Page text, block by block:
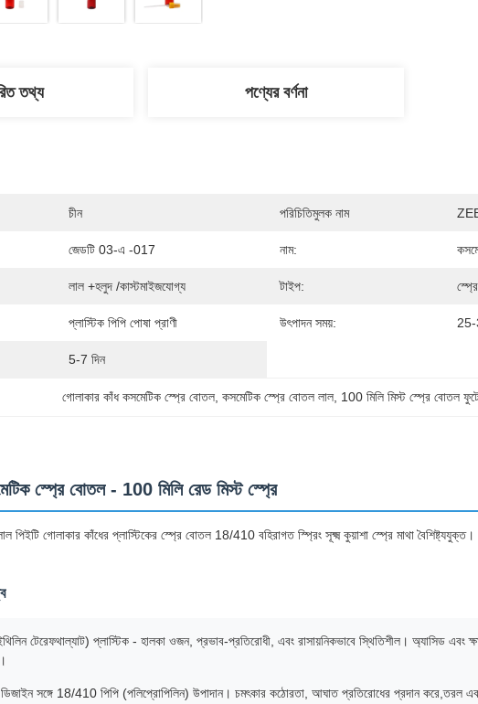
তথ্য পণ্যের বর্ণনা
চীন পরিচিতিমুলক নাম
জেডটি 03-এ -017 নাম:
লাল +হলুদ /কাস্টমাইজযোগ্য টাইপ:
প্লাস্টিক পিপি পোষা প্রাণী উৎপাদন সময়: 25-
5-7 দিন
গোলাকার কাঁধ কসমেটিক স্প্রে বোতল , কসমেটিক স্প্রে বোতল লাল 100 মিলি মিস্ট স্প্রে বোতল
স্প্রে বোতল - 100 মিলি রেড মিস্ট স্প্রে
পিইটি গোলাকার কাঁধের প্লাস্টিকের স্প্রে বোতল 18/410 বহিরাগত স্প্রিং সূক্ষ্ম কুয়াশা স্প্রে মাথা
টেরেফথাল্যাট) প্লাস্টিক - হালকা ওজন, প্রভাব-প্রতিরোধী, এবং রাসায়নিকভাবে স্থিতিশীল। অ্যাসিড এবং
ডিজাইন সঙ্গে 18/410 পিপি (পলিপ্রোপিলিন) উপাদান। চমৎকার কঠোরতা, আঘাত প্রতিরোধের প্রদান করে,তরল এবং